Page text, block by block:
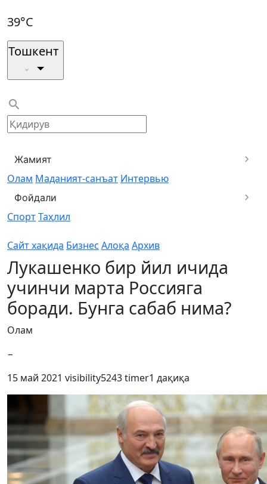
39°C
Тошкент
Жамият
Олам Маданият-санъат Интервью
Фойдали
СпортТаҳлил
Сайт хақида Бизнес Алоқа Архив
Лукашенко бир йил ичида
учинчи марта Россияга
боради. Бунга сабаб нима?
Олам
−
15 май 2021 visibility5243timer1 дақиқа